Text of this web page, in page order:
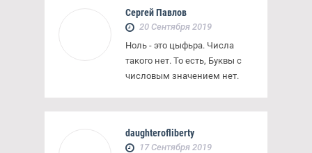
Сергей Павлов
20 Сентября 2019
Ноль - это цыфьра. Числа
такого нет. То есть, Буквы с
числовым значением нет.
daughterofliberty
17 Сентября 2019